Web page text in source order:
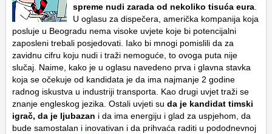
spreme nudi zarada od nekoliko tisuća eura
U oglasu za dispečera, američka kompanija koja
posluje u Beogradu nema visoke uvjete koje bi potencijalni
zaposleni trebali posjedovati. Iako bi mnogi pomislili da za
zavidnu cifru koju nudi i traži nemoguće, to ovoga puta nije
slučaj. Naime, kako je u oglasu navedeno prva i glavna stavka
koja se očekuje od kandidata je da ima najmanje 2 godine
radnog iskustva u industriji transporta. Kao drugi uvjet traži se
znanje engleskog jezika. Ostali uvjeti su da je kandidat timski
igrač, da je ljubazan i da ima energiju i glad za uspjehom, da
bude samostalan i inovativan i da prihvaća raditi u pododnevnoj